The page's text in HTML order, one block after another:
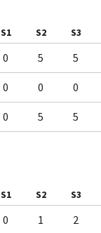
S1 S2 S3
0 5 5
0 0 0
0 5 5
S1 S2 S3
0 1 2